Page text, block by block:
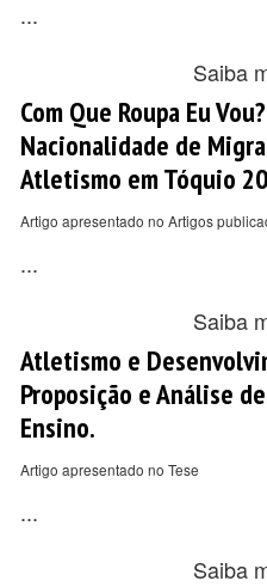
...
Saiba
Com Que Roupa Eu
Nacionalidade de
Atletismo em Tóquio
Artigo apresentado no Artigos
...
Saiba
Atletismo e
Proposição e Análise
Ensino.
Artigo apresentado no Tese
...
Saiba